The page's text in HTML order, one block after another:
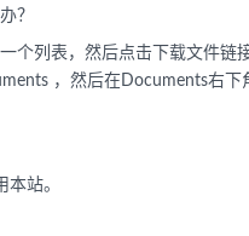
？
个列表，然后点击下载文件链
，然后在Documents右
站。